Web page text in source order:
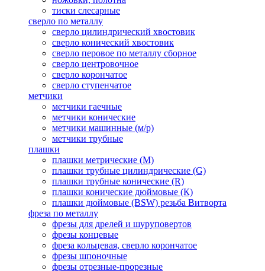
тиски слесарные
сверло по металлу
сверло цилиндрический хвостовик
сверло конический хвостовик
сверло перовое по металлу сборное
сверло центровочное
сверло корончатое
сверло ступенчатое
метчики
метчики гаечные
метчики конические
метчики машинные (м/р)
метчики трубные
плашки
плашки метрические (М)
плашки трубные цилиндрические (G)
плашки трубные конические (R)
плашки конические дюймовые (К)
плашки дюймовые (BSW) резьба Витворта
фреза по металлу
фрезы для дрелей и шуруповертов
фрезы концевые
фреза кольцевая, сверло корончатое
фрезы шпоночные
фрезы отрезные-прорезные